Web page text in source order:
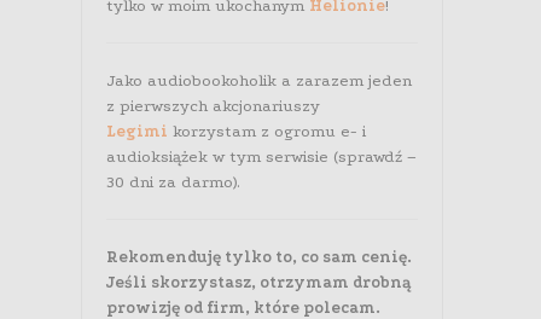
tylko w moim ukochanym Helionie!
Jako audiobookoholik a zarazem jeden
z pierwszych akcjonariuszy
Legimi korzystam z ogromu e- i
audioksiążek w tym serwisie (sprawdź –
30 dni za darmo).
Rekomenduję tylko to, co sam cenię.
Jeśli skorzystasz, otrzymam drobną
prowizję od firm, które polecam.